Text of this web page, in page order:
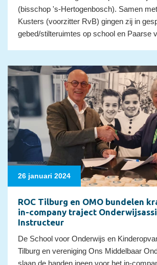
(bisschop 's-Hertogenbosch). Samen
Kusters (voorzitter RvB) gingen zij in
gebed/stilteruimtes op school en Paarse
26 januari 2024
ROC Tilburg en OMO bundelen
in-company traject
Instructeur
De School voor Onderwijs en
Tilburg en vereniging Ons Middelbaar
slaan de handen ineen voor het in-